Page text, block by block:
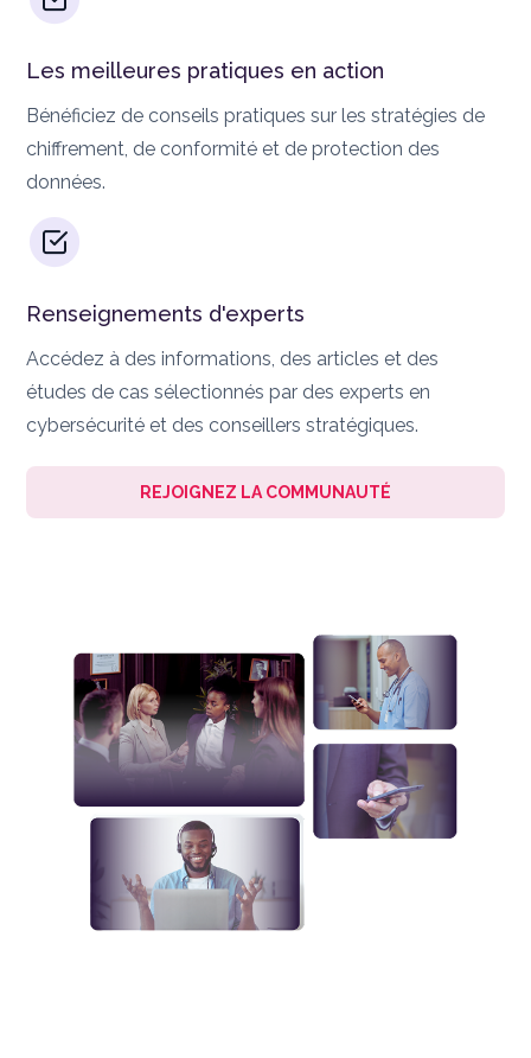
Les meilleures pratiques en action
Bénéficiez de conseils pratiques sur les stratégies de
chiffrement, de conformité et de protection des
données.
Renseignements d'experts
Accédez à des informations, des articles et des
études de cas sélectionnés par des experts en
cybersécurité et des conseillers stratégiques.
REJOIGNEZ LA COMMUNAUTÉ